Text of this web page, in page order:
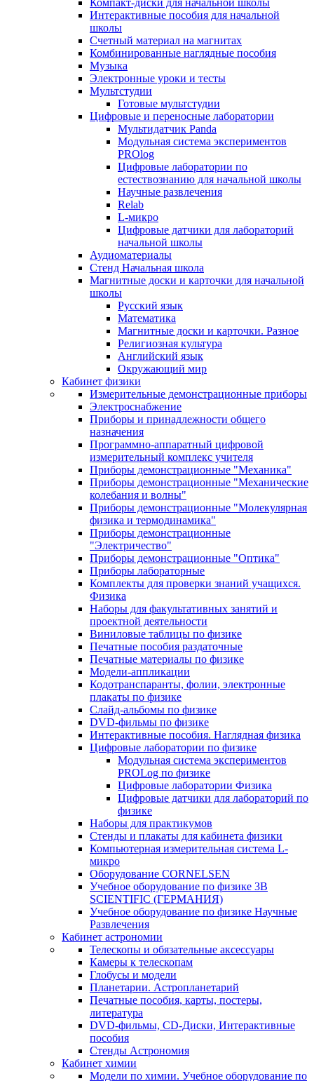
Компакт-диски для начальной школы
Интерактивные пособия для начальной
школы
Счетный материал на магнитах
Комбинированные наглядные пособия
Музыка
Электронные уроки и тесты
Мультстудии
Готовые мультстудии
Цифровые и переносные лаборатории
Мультидатчик Panda
Модульная система экспериментов
PROlog
Цифровые лаборатории по
естествознанию для начальной школы
Научные развлечения
Relab
L-микро
Цифровые датчики для лабораторий
начальной школы
Аудиоматериалы
Стенд Начальная школа
Магнитные доски и карточки для начальной
школы
Русский язык
Математика
Магнитные доски и карточки. Разное
Религиозная культура
Английский язык
Окружающий мир
Кабинет физики
Измерительные демонстрационные приборы
Электроснабжение
Приборы и принадлежности общего
назначения
Программно-аппаратный цифровой
измерительный комплекс учителя
Приборы демонстрационные "Механика"
Приборы демонстрационные "Механические
колебания и волны"
Приборы демонстрационные "Молекулярная
физика и термодинамика"
Приборы демонстрационные
"Электричество"
Приборы демонстрационные "Оптика"
Приборы лабораторные
Комплекты для проверки знаний учащихся.
Физика
Наборы для факультативных занятий и
проектной деятельности
Виниловые таблицы по физике
Печатные пособия раздаточные
Печатные материалы по физике
Модели-аппликации
Кодотранспаранты, фолии, электронные
плакаты по физике
Слайд-альбомы по физике
DVD-фильмы по физике
Интерактивные пособия. Наглядная физика
Цифровые лаборатории по физике
Модульная система экспериментов
PROLog по физике
Цифровые лаборатории Физика
Цифровые датчики для лабораторий по
физике
Наборы для практикумов
Стенды и плакаты для кабинета физики
Компьютерная измерительная система L-
микро
Оборудование CORNELSEN
Учебное оборудование по физике 3B
SCIENTIFIC (ГЕРМАНИЯ)
Учебное оборудование по физике Научные
Развлечения
Кабинет астрономии
Телескопы и обязательные аксессуары
Камеры к телескопам
Глобусы и модели
Планетарии. Астропланетарий
Печатные пособия, карты, постеры,
литература
DVD-фильмы, CD-Диски, Интерактивные
пособия
Стенды Астрономия
Кабинет химии
Модели по химии. Учебное оборудование по